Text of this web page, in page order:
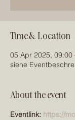
Time & Location
05 Apr 2025, 09:00
siehe
About the event
Eventlink: https://